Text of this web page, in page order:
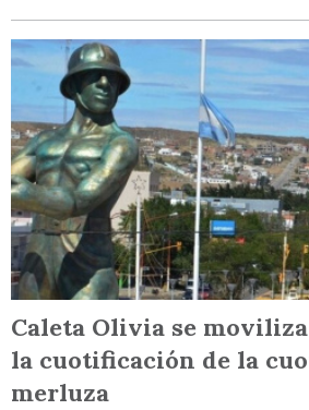
Caleta Olivia se
la cuotificación de la
merluza